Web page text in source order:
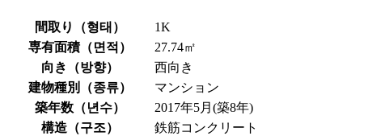
間取り（형태 ）
1K
専有面積（면적 ）
27.74㎡
向き（방향）
西向き
建物種別（종류）
マンション
築年数（년수）
2017年5月(築8年)
構造（구조）
鉄筋コンクリート